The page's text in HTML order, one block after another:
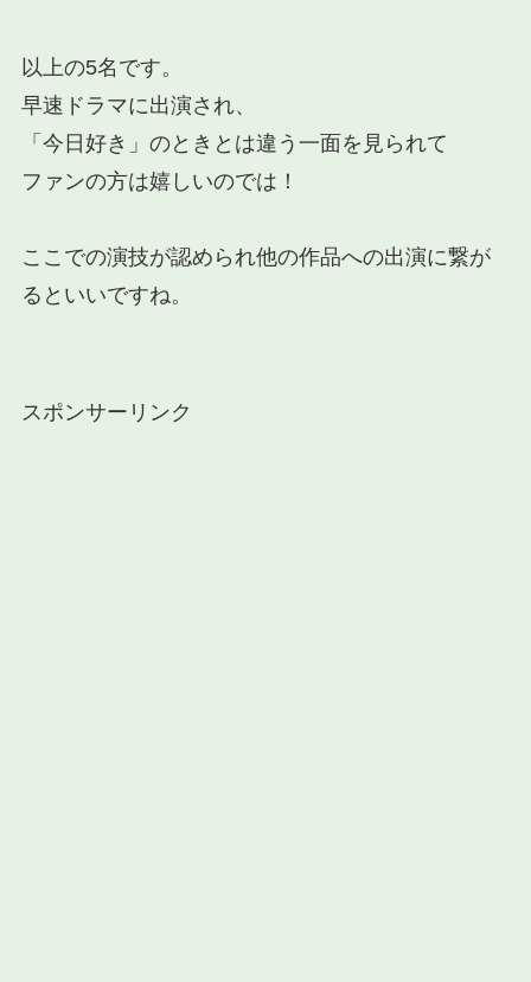
以上の5名です。
早速ドラマに出演され、
「今日好き」のときとは違う一面を見られて
ファンの方は嬉しいのでは！
ここでの演技が認められ他の作品への出演に繋が
るといいですね。
スポンサーリンク